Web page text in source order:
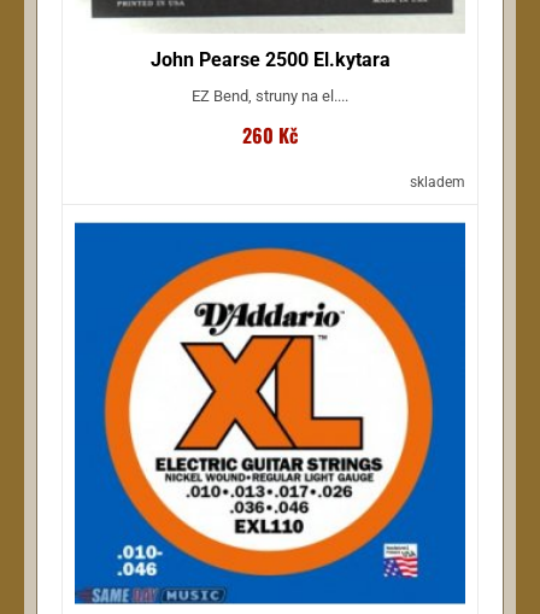
John Pearse 2500 El.kytara
EZ Bend, struny na el....
260 Kč
skladem